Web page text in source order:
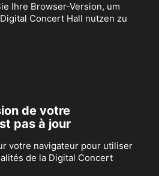
Ihre Browser-Version, um
Concert Hall nutzen zu
de votre
pas à jour
votre navigateur pour utiliser
de la Digital Concert